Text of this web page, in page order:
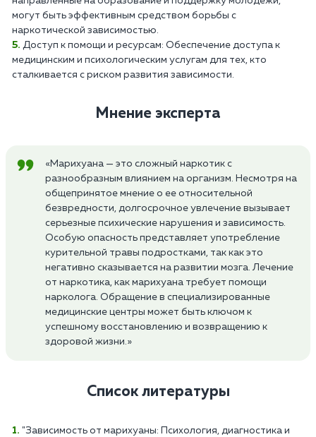
могут быть эффективным средством борьбы с
наркотической зависимостью.
Доступ к помощи и ресурсам: Обеспечение доступа к
медицинским и психологическим услугам для тех, кто
сталкивается с риском развития зависимости.
Мнение эксперта
«Марихуана — это сложный наркотик с
разнообразным влиянием на организм. Несмотря на
общепринятое мнение о ее относительной
безвредности, долгосрочное увлечение вызывает
серьезные психические нарушения и зависимость.
Особую опасность представляет употребление
курительной травы подростками, так как это
негативно сказывается на развитии мозга. Лечение
от наркотика, как марихуана требует помощи
нарколога. Обращение в специализированные
медицинские центры может быть ключом к
успешному восстановлению и возвращению к
здоровой жизни.»
Список литературы
"Зависимость от марихуаны: Психология, диагностика и